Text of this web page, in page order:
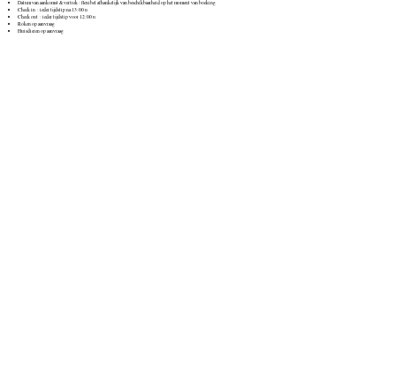
Datum van aankomst & vertrek : flexibel afhankelijk van beschikbaarheid op het moment van boeking
Check in : ieder tijdstip na 13:00 u
Check out : ieder tijdstip voor 12:00 u
Roken op aanvraag
Huisdieren op aanvraag